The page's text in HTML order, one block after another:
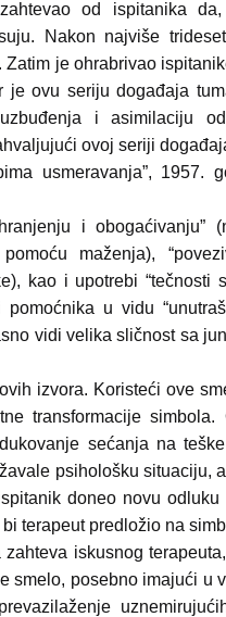
od ispitanika
Nakon najviše
je ohrabrivao
ovu seriju događaja
i asimilaciju
ovoj seriji
usmeravanja”, 1957.
i obogaćivanju”
maženja),
kao i upotrebi “tečnosti
u vidu
vidi velika sličnost sa
izvora. Koristeći ove
transformacije simbola.
sećanja na
psihološku situaciju,
doneo novu odluku
terapeut predložio na
iskusnog
smelo, posebno imajući u